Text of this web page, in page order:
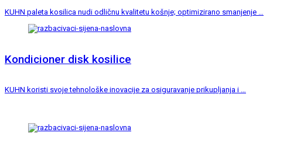
KUHN paleta kosilica nudi odličnu kvalitetu košnje; optimizirano smanjenje …
Kondicioner disk kosilice
KUHN koristi svoje tehnološke inovacije za osiguravanje prikupljanja i …